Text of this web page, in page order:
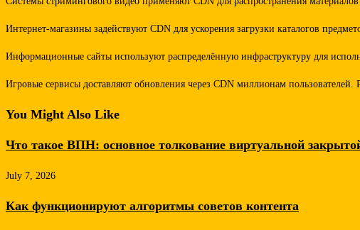
Интернет-магазины задействуют CDN для ускорения загрузки каталогов
Информационные сайты используют распределённую инфраструктуру для
Игровые сервисы доставляют обновления через CDN миллионам
You Might Also Like
Что такое ВПН: основное толкование виртуальной
July 7, 2026
Как функционируют алгоритмы советов контента